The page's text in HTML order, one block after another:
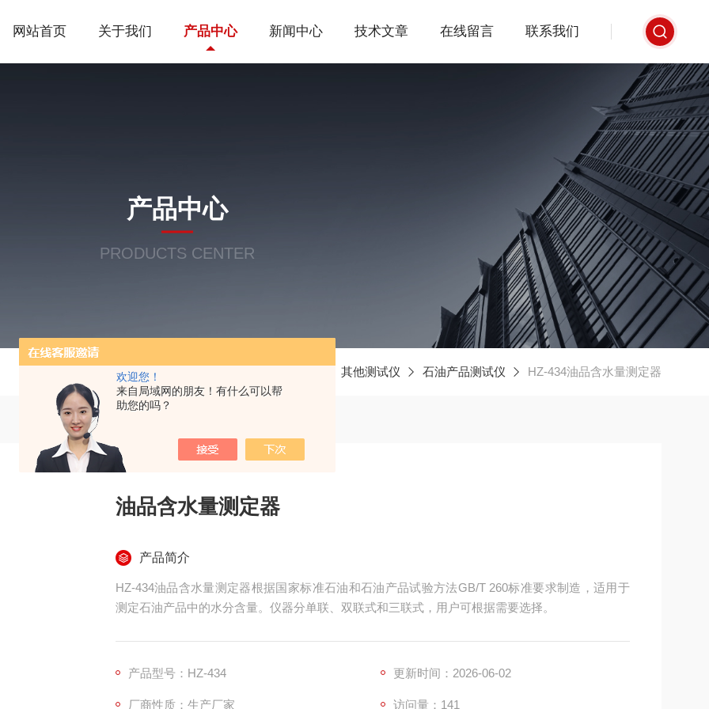
欢迎您！
来自局域网的朋友！有什么可以帮
助您的吗？
网站首页 关于我们 产品中心 新闻中心 技术文章 在线留言 联系我们
产品中心
PRODUCTS CENTER
其他测试仪 石油产品测试仪 HZ-434油品含水量测定器
油品含水量测定器
产品简介
HZ-434油品含水量测定器根据国家标准石油和石油产品试验方法GB/T 260标准要求制造，适用于
测定石油产品中的水分含量。仪器分单联、双联式和三联式，用户可根据需要选择。
产品型号：HZ-434 更新时间：2026-06-02
厂商性质：生产厂家 访问量：141